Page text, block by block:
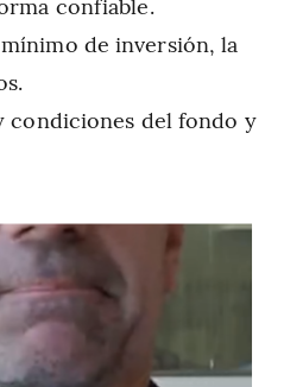
de inversión, la
condiciones del fondo y